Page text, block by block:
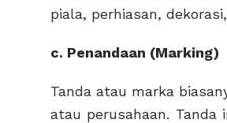
piala, perhiasan,
c. Penandaan (Marking)
Tanda atau marka
atau perusahaan.